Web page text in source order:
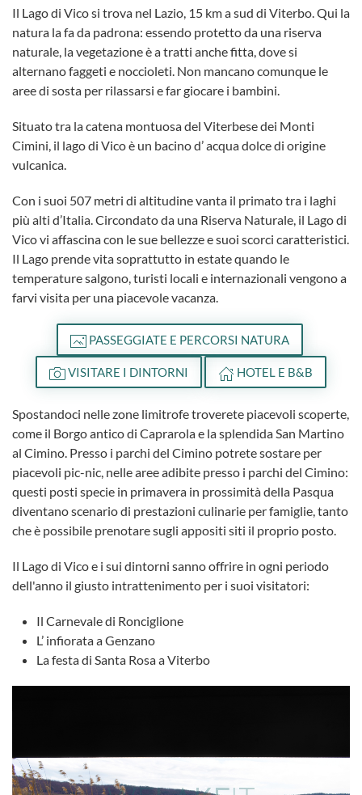
Il Lago di Vico si trova nel Lazio, 15 km a sud di Viterbo. Qui la
natura la fa da padrona: essendo protetto da una riserva
naturale, la vegetazione è a tratti anche fitta, dove si
alternano faggeti e noccioleti. Non mancano comunque le
aree di sosta per rilassarsi e far giocare i bambini.
Situato tra la catena montuosa del Viterbese dei Monti
Cimini, il lago di Vico è un bacino d’ acqua dolce di origine
vulcanica.
Con i suoi 507 metri di altitudine vanta il primato tra i laghi
più alti d’Italia. Circondato da una Riserva Naturale, il Lago di
Vicovi affascina con le sue bellezze e suoi scorci caratteristici.
Il Lago prende vita soprattutto in estate quando le
temperature salgono, turisti locali e internazionali vengono a
farvi visita per una piacevole vacanza.
PASSEGGIATE E PERCORSI NATURA
VISITARE I DINTORNI HOTEL E B&B
Spostandoci nelle zone limitrofe troverete piacevoli scoperte,
come il Borgo antico di Caprarola e la splendida San Martino
al Cimino. Presso i parchi del Cimino potrete sostare per
piacevoli pic-nic, nelle aree adibite presso i parchi del Cimino:
questi posti specie in primavera in prossimità della Pasqua
diventano scenario di prestazioni culinarie per famiglie, tanto
che è possibile prenotare sugli appositi siti il proprio posto.
Il Lago di Vico e i sui dintorni sanno offrire in ogni periodo
dell'anno il giusto intrattenimento per i suoi visitatori:
Il Carnevale di Ronciglione
L’ infiorata a Genzano
La festa di Santa Rosa a Viterbo